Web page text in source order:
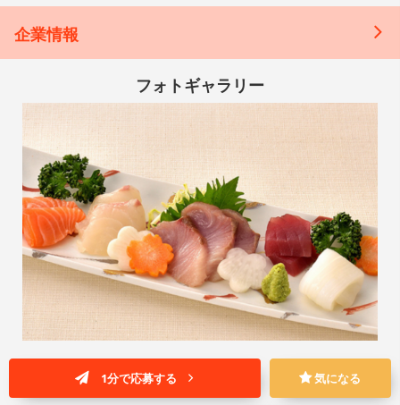
企業情報
フォトギャラリー
1分で応募する 気になる